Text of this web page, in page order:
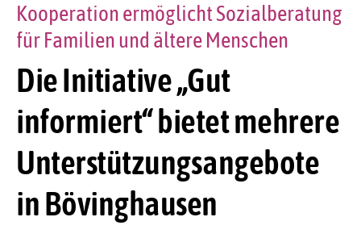
Die Initiative „Gut
informiert“ bietet mehrere
Unterstützungsangebote
in Bövinghausen
Kooperation ermöglicht Sozialberatung
für Familien und ältere Menschen